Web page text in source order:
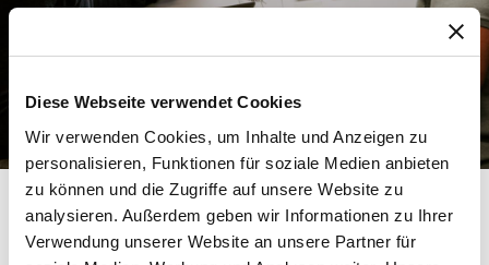
Diese Webseite verwendet Cookies
Wir verwenden Cookies, um Inhalte und Anzeigen zu
personalisieren, Funktionen für soziale Medien anbieten
zu können und die Zugriffe auf unsere Website zu
analysieren. Außerdem geben wir Informationen zu Ihrer
Verwendung unserer Website an unsere Partner für